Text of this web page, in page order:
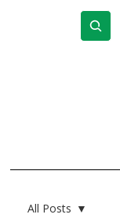
All Posts